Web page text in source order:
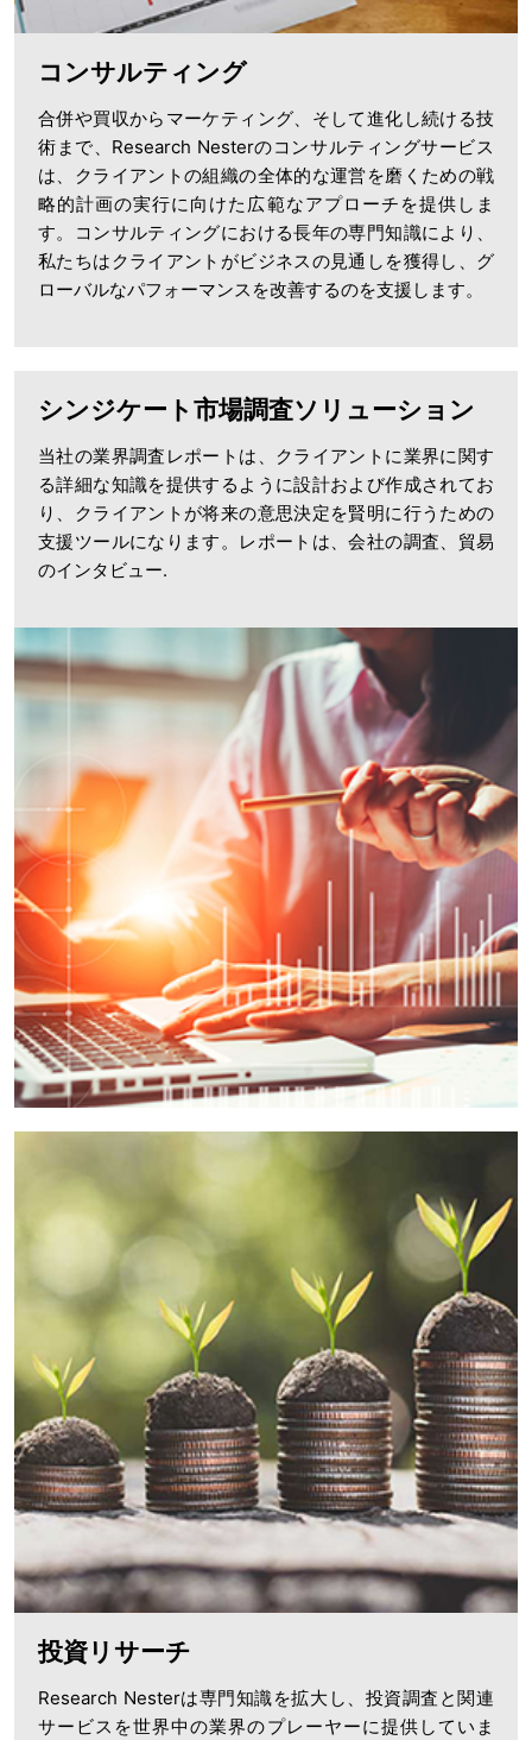
コンサルティング
合併や買収からマーケティング、そして進化し続ける技
術まで、Research Nesterのコンサルティングサービス
は、クライアントの組織の全体的な運営を磨くための戦
略的計画の実行に向けた広範なアプローチを提供しま
す。コンサルティングにおける長年の専門知識により、
私たちはクライアントがビジネスの見通しを獲得し、グ
ローバルなパフォーマンスを改善するのを支援します。
シンジケート市場調査ソリューション
当社の業界調査レポートは、クライアントに業界に関す
る詳細な知識を提供するように設計および作成されてお
り、クライアントが将来の意思決定を賢明に行うための
支援ツールになります。レポートは、会社の調査、貿易
のインタビュー.
投資リサーチ
Research Nesterは専門知識を拡大し、投資調査と関連
サービスを世界中の業界のプレーヤーに提供していま